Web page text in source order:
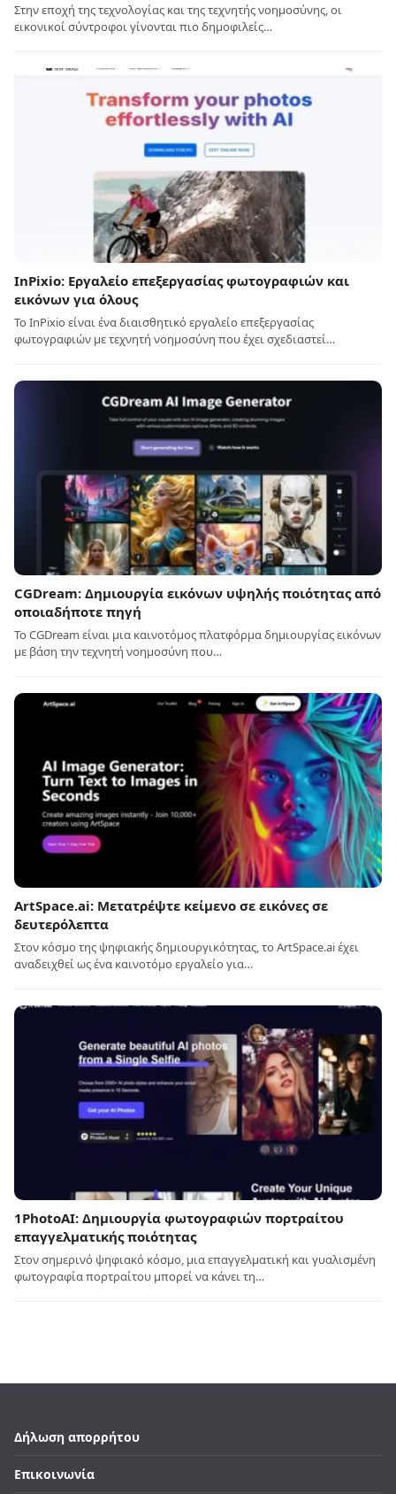
Στην εποχή της τεχνολογίας και της τεχνητής νοημοσύνης, οι
εικονικοί σύντροφοι γίνονται πιο δημοφιλείς…
InPixio: Εργαλείο επεξεργασίας φωτογραφιών και
εικόνων για όλους
Το InPixio είναι ένα διαισθητικό εργαλείο επεξεργασίας
φωτογραφιών με τεχνητή νοημοσύνη που έχει σχεδιαστεί…
CGDream: Δημιουργία εικόνων υψηλής ποιότητας από
οποιαδήποτε πηγή
Το CGDream είναι μια καινοτόμος πλατφόρμα δημιουργίας εικόνων
με βάση την τεχνητή νοημοσύνη που…
ArtSpace.ai: Μετατρέψτε κείμενο σε εικόνες σε
δευτερόλεπτα
Στον κόσμο της ψηφιακής δημιουργικότητας, το ArtSpace.ai έχει
αναδειχθεί ως ένα καινοτόμο εργαλείο για…
1PhotoAI: Δημιουργία φωτογραφιών πορτραίτου
επαγγελματικής ποιότητας
Στον σημερινό ψηφιακό κόσμο, μια επαγγελματική και γυαλισμένη
φωτογραφία πορτραίτου μπορεί να κάνει τη…
Δήλωση απορρήτου
Επικοινωνία